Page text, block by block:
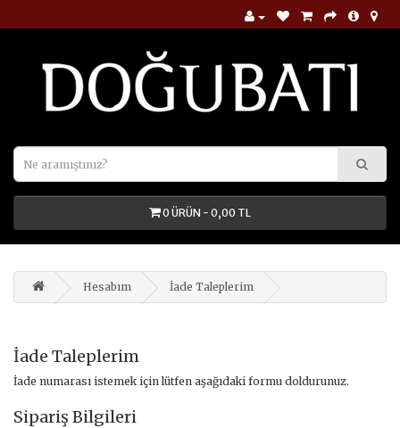
0 ÜRÜN - 0,00 TL
Hesabım İade Taleplerim
İade Taleplerim
İade numarası istemek için lütfen aşağıdaki formu doldurunuz.
Sipariş Bilgileri